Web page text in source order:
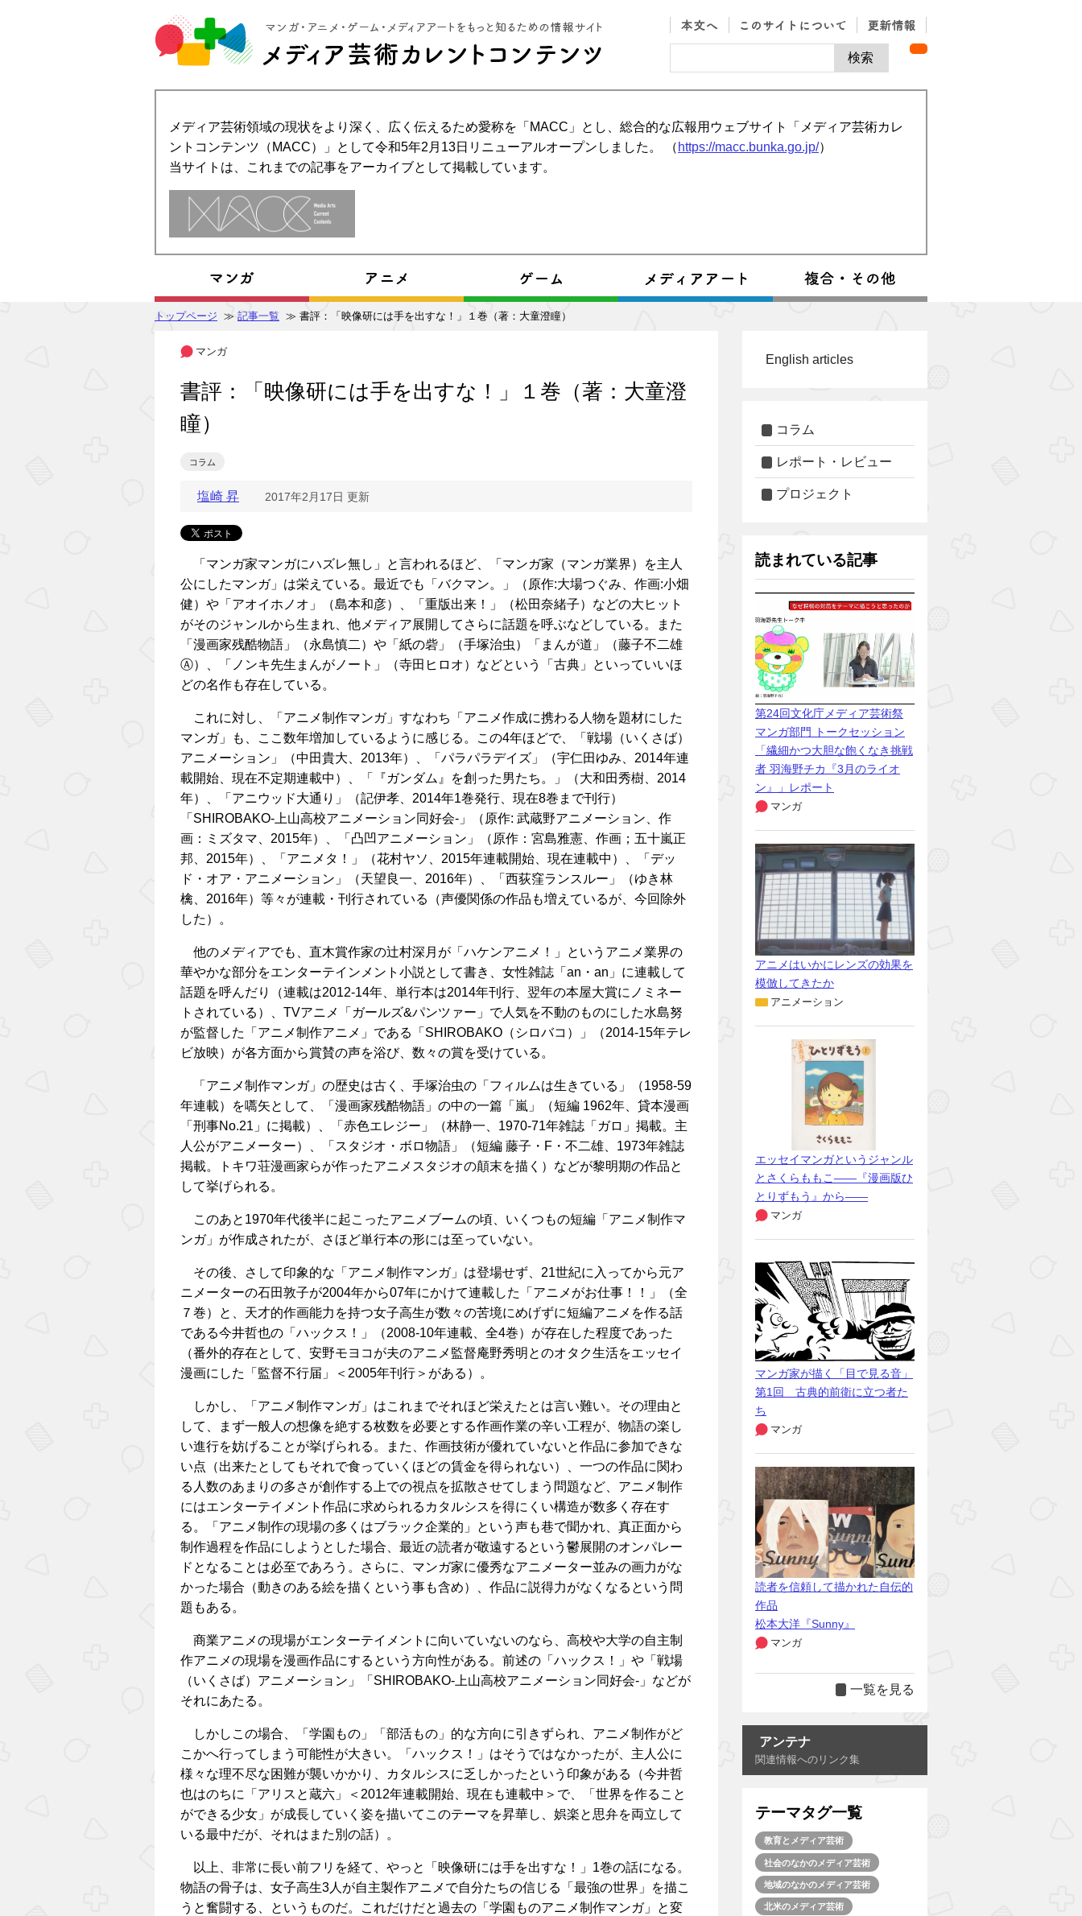
メディア芸術領域の現状をより深く、広く伝えるため愛称を「MACC」とし、総合的な広報用ウェブサイト「メディア芸術カレ
ントコンテンツ（MACC）」として令和5年2月13日リニューアルオープンしました。 （ https://macc.bunka.go.jp/）
当サイトは、これまでの記事をアーカイブとして掲載しています。
トップページ ≫ 記事一覧 ≫ 書評：「映像研には手を出すな！」１巻（著：大童澄瞳）
マンガ
書評：「映像研には手を出すな！」１巻（著：大童澄
瞳）
コラム
塩崎 昇 2017年2月17日 更新
「マンガ家マンガにハズレ無し」と言われるほど、「マンガ家（マンガ業界）を主人
公にしたマンガ」は栄えている。最近でも「バクマン。」（原作:大場つぐみ、作画:小畑
健）や「アオイホノオ」（島本和彦）、「重版出来！」（松田奈緒子）などの大ヒット
がそのジャンルから生まれ、他メディア展開してさらに話題を呼ぶなどしている。また
「漫画家残酷物語」（永島慎二）や「紙の砦」（手塚治虫）「まんが道」（藤子不二雄
Ⓐ）、「ノンキ先生まんがノート」（寺田ヒロオ）などという「古典」といっていいほ
どの名作も存在している。
これに対し、「アニメ制作マンガ」すなわち「アニメ作成に携わる人物を題材にした
マンガ」も、ここ数年増加しているように感じる。この4年ほどで、「戦場（いくさば）
アニメーション」（中田貴大、2013年）、「パラパラデイズ」（宇仁田ゆみ、2014年連
載開始、現在不定期連載中）、「『ガンダム』を創った男たち。」（大和田秀樹、2014
年）、「アニウッド大通り」（記伊孝、2014年1巻発行、現在8巻まで刊行）
「SHIROBAKO-上山高校アニメーション同好会-」（原作: 武蔵野アニメーション、作
画：ミズタマ、2015年）、「凸凹アニメーション」（原作：宮島雅憲、作画；五十嵐正
邦、2015年）、「アニメタ！」（花村ヤソ、2015年連載開始、現在連載中）、「デッ
ド・オア・アニメーション」（天望良一、2016年）、「西荻窪ランスルー」（ゆき林
檎、2016年）等々が連載・刊行されている（声優関係の作品も増えているが、今回除外
した）。
他のメディアでも、直木賞作家の辻村深月が「ハケンアニメ！」というアニメ業界の
華やかな部分をエンターテインメント小説として書き、女性雑誌「an・an」に連載して
話題を呼んだり（連載は2012-14年、単行本は2014年刊行、翌年の本屋大賞にノミネー
トされている）、TVアニメ「ガールズ&パンツァー」で人気を不動のものにした水島努
が監督した「アニメ制作アニメ」である「SHIROBAKO（シロバコ）」（2014-15年テレ
ビ放映）が各方面から賞賛の声を浴び、数々の賞を受けている。
「アニメ制作マンガ」の歴史は古く、手塚治虫の「フィルムは生きている」（1958-59
年連載）を嚆矢として、「漫画家残酷物語」の中の一篇「嵐」（短編 1962年、貸本漫画
「刑事No.21」に掲載）、「赤色エレジー」（林静一、1970-71年雑誌「ガロ」掲載。主
人公がアニメーター）、「スタジオ・ボロ物語」（短編 藤子・F・不二雄、1973年雑誌
掲載。トキワ荘漫画家らが作ったアニメスタジオの顛末を描く）などが黎明期の作品と
して挙げられる。
このあと1970年代後半に起こったアニメブームの頃、いくつもの短編「アニメ制作マ
ンガ」が作成されたが、さほど単行本の形には至っていない。
その後、さして印象的な「アニメ制作マンガ」は登場せず、21世紀に入ってから元ア
ニメーターの石田敦子が2004年から07年にかけて連載した「アニメがお仕事！！」（全
７巻）と、天才的作画能力を持つ女子高生が数々の苦境にめげずに短編アニメを作る話
である今井哲也の「ハックス！」（2008-10年連載、全4巻）が存在した程度であった
（番外的存在として、安野モヨコが夫のアニメ監督庵野秀明とのオタク生活をエッセイ
漫画にした「監督不行届」＜2005年刊行＞がある）。
しかし、「アニメ制作マンガ」はこれまでそれほど栄えたとは言い難い。その理由と
して、まず一般人の想像を絶する枚数を必要とする作画作業の辛い工程が、物語の楽し
い進行を妨げることが挙げられる。また、作画技術が優れていないと作品に参加できな
い点（出来たとしてもそれで食っていくほどの賃金を得られない）、一つの作品に関わ
る人数のあまりの多さが創作する上での視点を拡散させてしまう問題など、アニメ制作
にはエンターテイメント作品に求められるカタルシスを得にくい構造が数多く存在す
る。「アニメ制作の現場の多くはブラック企業的」という声も巷で聞かれ、真正面から
制作過程を作品にしようとした場合、最近の読者が敬遠するという鬱展開のオンパレー
ドとなることは必至であろう。さらに、マンガ家に優秀なアニメーター並みの画力がな
かった場合（動きのある絵を描くという事も含め）、作品に説得力がなくなるという問
題もある。
商業アニメの現場がエンターテイメントに向いていないのなら、高校や大学の自主制
作アニメの現場を漫画作品にするという方向性がある。前述の「ハックス！」や「戦場
（いくさば）アニメーション」「SHIROBAKO-上山高校アニメーション同好会-」などが
それにあたる。
しかしこの場合、「学園もの」「部活もの」的な方向に引きずられ、アニメ制作がど
こかへ行ってしまう可能性が大きい。「ハックス！」はそうではなかったが、主人公に
様々な理不尽な困難が襲いかかり、カタルシスに乏しかったという印象がある（今井哲
也はのちに「アリスと蔵六」＜2012年連載開始、現在も連載中＞で、「世界を作ること
ができる少女」が成長していく姿を描いてこのテーマを昇華し、娯楽と思弁を両立して
いる最中だが、それはまた別の話）。
以上、非常に長い前フリを経て、やっと「映像研には手を出すな！」1巻の話になる。
物語の骨子は、女子高生3人が自主製作アニメで自分たちの信じる「最強の世界」を描こ
うと奮闘する、というものだ。これだけだと過去の「学園ものアニメ制作マンガ」と変
English articles
コラム
レポート・レビュー
プロジェクト
読まれている記事
第24回文化庁メディア芸術祭
マンガ部門 トークセッション
「繊細かつ大胆な飽くなき挑戦
者 羽海野チカ『3月のライオ
ン』」レポート
マンガ
アニメはいかにレンズの効果を
模倣してきたか
アニメーション
エッセイマンガというジャンル
とさくらももこ――『漫画版ひ
とりずもう』から――
マンガ
マンガ家が描く「目で見る音」
第1回 古典的前衛に立つ者た
ち
マンガ
読者を信頼して描かれた自伝的
作品
松本大洋『Sunny』
マンガ
一覧を見る
アンテナ
関連情報へのリンク集
テーマタグ一覧
教育とメディア芸術
社会のなかのメディア芸術
地域のなかのメディア芸術
北米のメディア芸術